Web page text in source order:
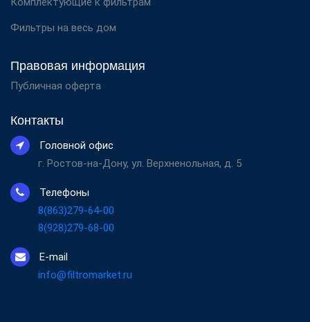
Фильтры на весь дом
Правовая информация
Публичная оферта
Контакты
Головной офис
г. Ростов-на-Дону, ул. Верхненольная, д. 5
Телефоны
8(863)279-64-00
8(928)279-68-00
E-mail
info@filtromarket.ru